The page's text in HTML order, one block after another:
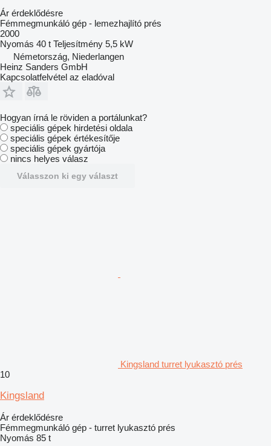
Ár érdeklődésre
Fémmegmunkáló gép - lemezhajlító prés
2000
Nyomás 40 t Teljesítmény 5,5 kW
Németország, Niederlangen
Heinz Sanders GmbH
Kapcsolatfelvétel az eladóval
Hogyan írná le röviden a portálunkat?
speciális gépek hirdetési oldala
speciális gépek értékesítője
speciális gépek gyártója
nincs helyes válasz
Válasszon ki egy választ
Kingsland turret lyukasztó prés
10
Kingsland
Ár érdeklődésre
Fémmegmunkáló gép - turret lyukasztó prés
Nyomás 85 t